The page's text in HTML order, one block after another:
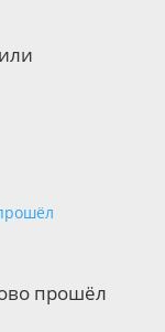
прошёл